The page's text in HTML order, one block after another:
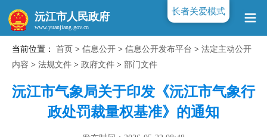
沅江市人民政府
www.yuanjiang.gov.cn
当前位置： 首页 > 信息公开 > 信息公开发布平台 > 法定主动公开
内容 > 法规文件 > 政府文件 > 部门文件
沅江市气象局关于印发《沅江市气象行
政处罚裁量权基准》的通知
长者关爱模式